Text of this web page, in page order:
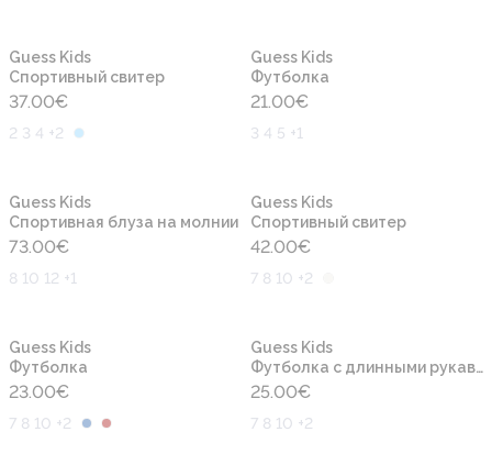
Guess Kids
Cпортивный свитер
37.00€
2 3 4 +2
Guess Kids
Футболка
21.00€
3 4 5 +1
Guess Kids
Спортивная блуза на молнии
73.00€
8 10 12 +1
Guess Kids
Cпортивный свитер
42.00€
7 8 10 +2
Guess Kids
Футболка
23.00€
7 8 10 +2
Guess Kids
Футболка с длинными рукавами
25.00€
7 8 10 +2